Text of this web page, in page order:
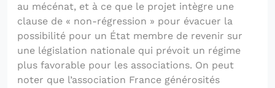
au mécénat, et à ce que le projet intègre une
clause de « non-régression » pour évacuer la
possibilité pour un État membre de revenir sur
une législation nationale qui prévoit un régime
plus favorable pour les associations. On peut
noter que l’association France générosités